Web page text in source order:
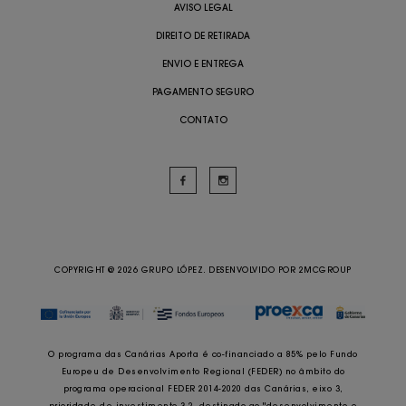
AVISO LEGAL
DIREITO DE RETIRADA
ENVIO E ENTREGA
PAGAMENTO SEGURO
CONTATO
COPYRIGHT @ 2026 GRUPO LÓPEZ. DESENVOLVIDO POR 2MCGROUP
O programa das Canárias Aporta é co-financiado a 85% pelo Fundo
Europeu de Desenvolvimento Regional (FEDER) no âmbito do
programa operacional FEDER 2014-2020 das Canárias, eixo 3,